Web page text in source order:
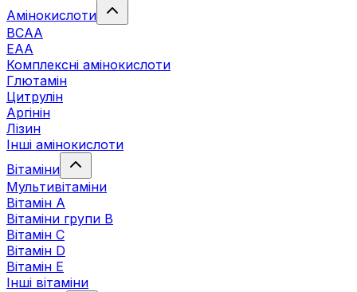
Амінокислоти
BCAA
EAA
Комплексні амінокислоти
Глютамін
Цитрулін
Аргінін
Лізин
Інші амінокислоти
Вітаміни
Мультивітаміни
Вітамін А
Вітаміни групи В
Вітамін C
Вітамін D
Вітамін Е
Інші вітаміни